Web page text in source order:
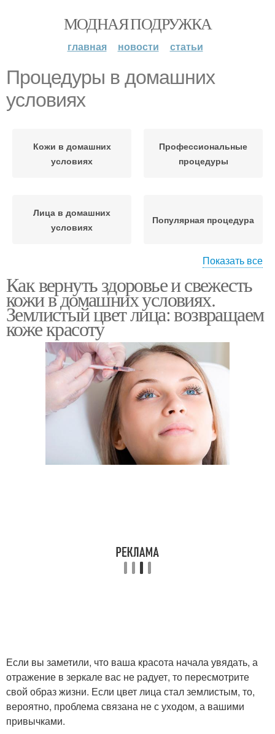
МОДНАЯ ПОДРУЖКА
главная новости статьи
Процедуры в домашних
условиях
Кожи в домашних
условиях
Профессиональные
процедуры
Лица в домашних
условиях
Популярная процедура
Процедуры в салонах
Показать все
Как вернуть здоровье и свежесть
кожи в домашних условиях.
Землистый цвет лица: возвращаем
коже красоту
Если вы заметили, что ваша красота начала увядать, а
отражение в зеркале вас не радует, то пересмотрите
свой образ жизни. Если цвет лица стал землистым, то,
вероятно, проблема связана не с уходом, а вашими
привычками.